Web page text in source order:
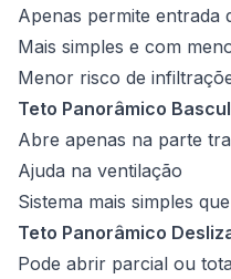
Apenas permite entrada
Mais simples e com
Menor risco de
Teto Panorâmico
Abre apenas na parte
Ajuda na ventilação
Sistema mais simples
Teto Panorâmico
Pode abrir parcial ou